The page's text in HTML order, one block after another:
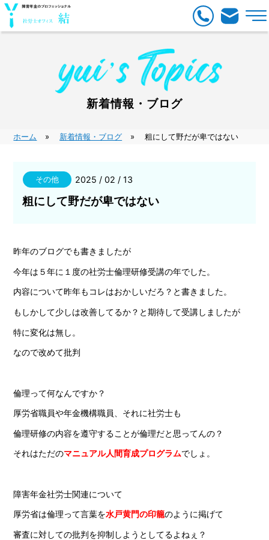
新着情報・ブログ
ホーム 新着情報・ブログ 粗にして野だが卑ではない
その他 2025 / 02 / 13
粗にして野だが卑ではない
昨年のブログでも書きましたが
今年は５年に１度の社労士倫理研修受講の年でした。
内容について昨年もコレはおかしいだろ？と書きました。
もしかして少しは改善してるか？と期待して受講しましたが
特に変化は無し。
なので改めて批判
倫理って何なんですか？
厚労省職員や年金機構職員、それに社労士も
倫理研修の内容を遵守することが倫理だと思ってんの？
それはただのマニュアル人間育成プログラムでしょ。
障害年金社労士関連について
厚労省は倫理って言葉を水戸黄門の印籠のように掲げて
審査に対しての批判を抑制しようとしてるよねぇ？